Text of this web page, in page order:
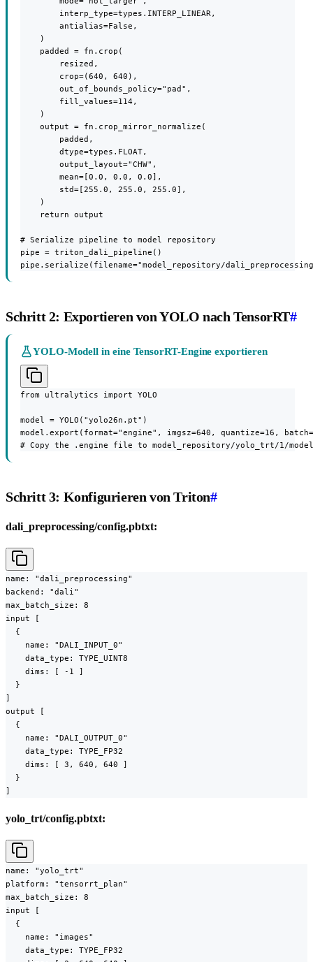
        interp_type=types.INTERP_LINEAR,
        antialias=False,
    )
    padded = fn.crop(
        resized,
        crop=(640, 640),
        out_of_bounds_policy="pad",
        fill_values=114,
    )
    output = fn.crop_mirror_normalize(
        padded,
        dtype=types.FLOAT,
        output_layout="CHW",
        mean=[0.0, 0.0, 0.0],
        std=[255.0, 255.0, 255.0],
    )
    return output
# Serialize pipeline to model repository
pipe = triton_dali_pipeline()
pipe.serialize(filename="model_repository/
Schritt 2: Exportieren von YOLO nach TensorRT#
YOLO-Modell in eine TensorRT-Engine exportieren
from ultralytics import YOLO
model = YOLO("yolo26n.pt")
model.export(format="engine", imgsz=640, quantize=16,
# Copy the .engine file to model_repository/yolo_trt/1/
Schritt 3: Konfigurieren von Triton#
dali_preprocessing/config.pbtxt:
name: "dali_preprocessing"
backend: "dali"
max_batch_size: 8
input [
  {
    name: "DALI_INPUT_0"
    data_type: TYPE_UINT8
    dims: [ -1 ]
  }
]
output [
  {
    name: "DALI_OUTPUT_0"
    data_type: TYPE_FP32
    dims: [ 3, 640, 640 ]
  }
]
yolo_trt/config.pbtxt:
name: "yolo_trt"
platform: "tensorrt_plan"
max_batch_size: 8
input [
  {
    name: "images"
    data_type: TYPE_FP32